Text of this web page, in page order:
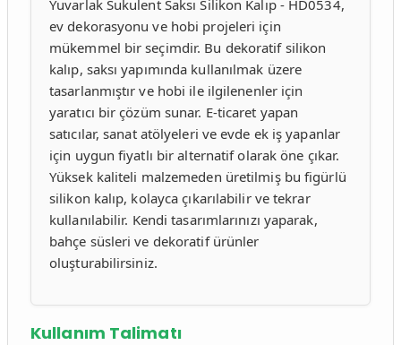
Yuvarlak Sukulent Saksı Silikon Kalıp - HD0534,
ev dekorasyonu ve hobi projeleri için
mükemmel bir seçimdir. Bu dekoratif silikon
kalıp, saksı yapımında kullanılmak üzere
tasarlanmıştır ve hobi ile ilgilenenler için
yaratıcı bir çözüm sunar. E-ticaret yapan
satıcılar, sanat atölyeleri ve evde ek iş yapanlar
için uygun fiyatlı bir alternatif olarak öne çıkar.
Yüksek kaliteli malzemeden üretilmiş bu figürlü
silikon kalıp, kolayca çıkarılabilir ve tekrar
kullanılabilir. Kendi tasarımlarınızı yaparak,
bahçe süsleri ve dekoratif ürünler
oluşturabilirsiniz.
Kullanım Talimatı